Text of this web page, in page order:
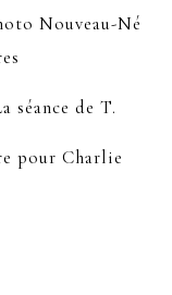
Nouveau-Né
séance de T.
pour Charlie